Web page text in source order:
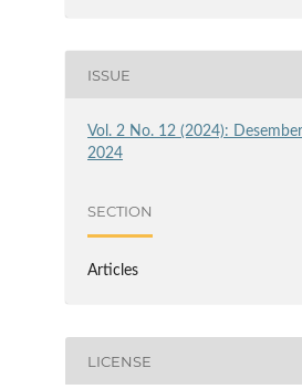
ISSUE
Vol. 2 No. 12 (2024): Desember
2024
SECTION
Articles
LICENSE